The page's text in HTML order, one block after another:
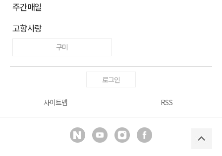
주간매일
고향사랑
구미
로그인
사이트맵 RSS